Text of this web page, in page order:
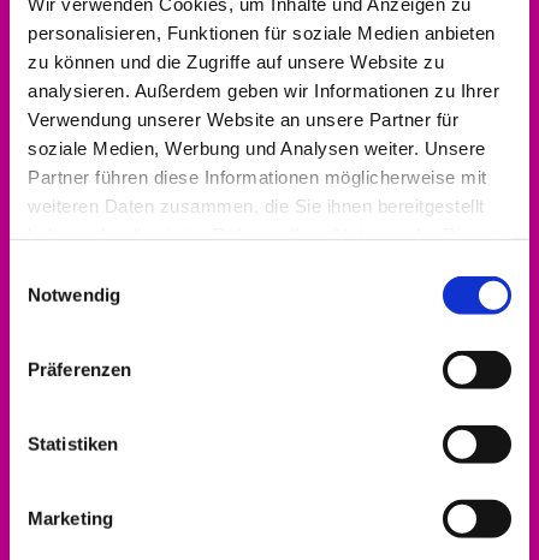
personalisieren, Funktionen für soziale Medien anbieten
zu können und die Zugriffe auf unsere Website zu
analysieren. Außerdem geben wir Informationen zu Ihrer
Verwendung unserer Website an unsere Partner für
soziale Medien, Werbung und Analysen weiter. Unsere
Partner führen diese Informationen möglicherweise mit
weiteren Daten zusammen, die Sie ihnen bereitgestellt
Notwendig
Präferenzen
Statistiken
Marketing
Accept cookies
Kontakt aufnehmen
0561 937821-440